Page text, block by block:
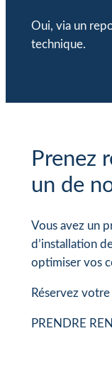
Oui, via un
technique.
Prenez
un de
Vous avez un
d’installation
optimiser vos
Réservez
PRENDRE